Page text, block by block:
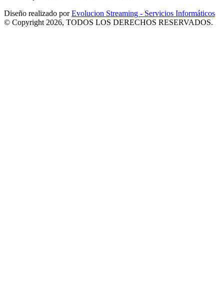
Diseño realizado porEvolucion Streaming - Servicios Informáticos
© Copyright 2026, TODOS LOS DERECHOS RESERVADOS.